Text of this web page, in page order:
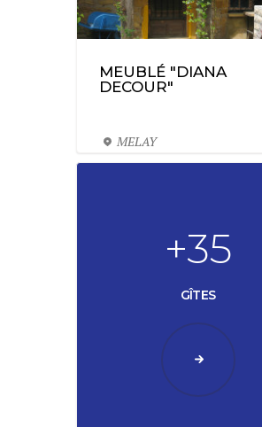
MEUBLÉ "DIANA
DECOUR"
MELAY
+35
GÎTES